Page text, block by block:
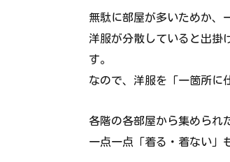
無駄に部屋が多いためか、
洋服が分散していると出掛
す。
なので、洋服を「一箇所に
各階の各部屋から集められ
一点一点「着る・着ない」